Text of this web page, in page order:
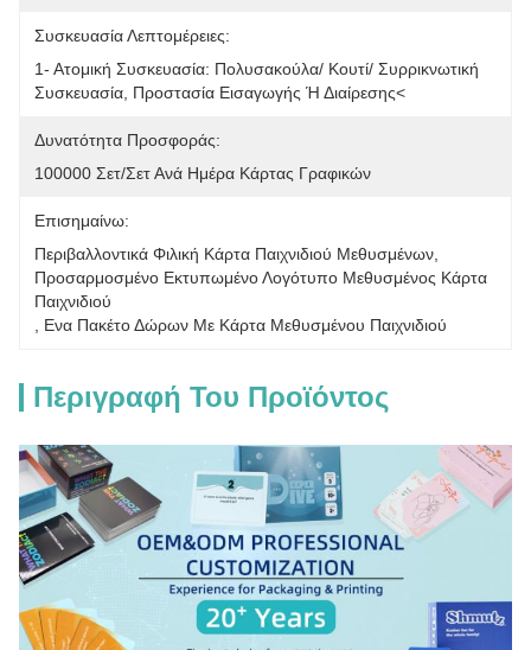
Συσκευασία Λεπτομέρειες:
1- Ατομική Συσκευασία: Πολυσακούλα/ Κουτί/ Συρρικνωτική
Συσκευασία, Προστασία Εισαγωγής Ή Διαίρεσης<
Δυνατότητα Προσφοράς:
100000 Σετ/σετ Ανά Ημέρα Κάρτας Γραφικών
Επισημαίνω:
Περιβαλλοντικά Φιλική Κάρτα Παιχνιδιού Μεθυσμένων
Προσαρμοσμένο Εκτυπωμένο Λογότυπο Μεθυσμένος Κάρτα
Παιχνιδιού
Ενα Πακέτο Δώρων Με Κάρτα Μεθυσμένου Παιχνιδιού
Περιγραφή Του Προϊόντος